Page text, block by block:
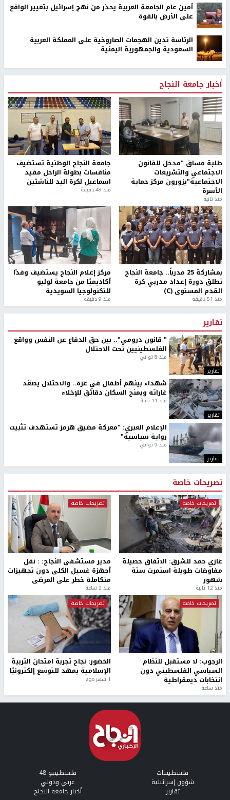
أمين عام الجامعة العربية يحذر من نهج إسرائيل بتغيير الواقع
على الأرض بالقوة
الرئاسة تدين الهجمات الصاروخية على المملكة العربية
السعودية والجمهورية اليمنية
أخبار جامعة النجاح
طلبة مساق "مدخل للقانون
الاجتماعي والتشريعات
الاجتماعية"يزورون مركز حماية
الأسرة
منذ ثانية
جامعة النجاح الوطنية تستضيف
منافسات بطولة الراحل مفيد
اسماعيل لكرة اليد للناشئين
منذ 48 دقيقة
بمشاركة 25 مدرباً.. جامعة النجاح
تطلق دورة إعداد مدربي كرة
القدم المستوى (C)
منذ 51 دقيقة
مركز إعلام النجاح يستضيف وفدًا
أكاديميًا من جامعة لوليو
للتكنولوجيا السويدية
منذ 9 دقيقة
تقارير
تقارير
" قانون درومي".. بين حق الدفاع عن النفس وواقع
الفلسطينيين تحت الاحتلال
منذ 8 ثواني
تقارير
شهداء بينهم أطفال في غزة.. والاحتلال يصعّد
غاراته ويمنح السكان دقائق للإخلاء
منذ 11 ثانية
تقارير
الإعلام العبري: "معركة مضيق هرمز تستهدف تثبيت
رواية سياسية"
منذ 9 ثواني
تصريحات خاصة
تصريحات خاصة
غازي حمد للشرق: الاتفاق حصيلة
مفاوضات طويلة استمرت ستة
شهور
منذ 12 ثانية
تصريحات خاصة
مدير مستشفى النجاح: : نقل
أجهزة غسيل الكلى دون تجهيزات
متكاملة خطر على المرضى
منذ 2 ساعة
تصريحات خاصة
الرجوب: لا مستقبل للنظام
السياسي الفلسطيني دون
انتخابات ديمقراطية
منذ ساعة
تصريحات خاصة
الخضور: نجاح تجربة امتحان التربية
الإسلامية يمهد للتوسع إلكترونيًا
1 شهر ago
فلسطينيات فلسطينيو 48
شؤون إسرائيلية عربي ودولي
تقارير أخبار جامعة النجاح